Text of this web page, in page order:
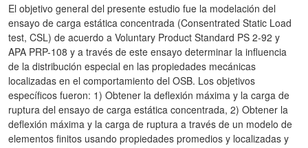
El objetivo general del presente estudio fue la modelación del
ensayo de carga estática concentrada (Consentrated Static Load
test, CSL) de acuerdo a Voluntary Product Standard PS 2-92 y
APA PRP-108 y a través de este ensayo determinar la influencia
de la distribución especial en las propiedades mecánicas
localizadas en el comportamiento del OSB. Los objetivos
específicos fueron: 1) Obtener la deflexión máxima y la carga de
ruptura del ensayo de carga estática concentrada, 2) Obtener la
deflexión máxima y la carga de ruptura a través de un modelo de
elementos finitos usando propiedades promedios y localizadas y